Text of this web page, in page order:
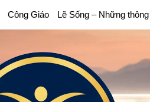
Công Giáo Lẽ Sống – Những